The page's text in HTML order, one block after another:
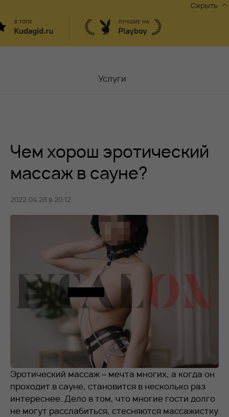
Скрыть
Услуги
Акции
Блог
Москва,
+7 912 076-93-01
Чем хорош эротический
массаж в сауне?
2022.04.28 в 20:12
Эротический массаж – мечта многих, а когда он
проходит в сауне, становится в несколько раз
интереснее. Дело в том, что многие гости долго
не могут расслабиться, стесняются массажистку